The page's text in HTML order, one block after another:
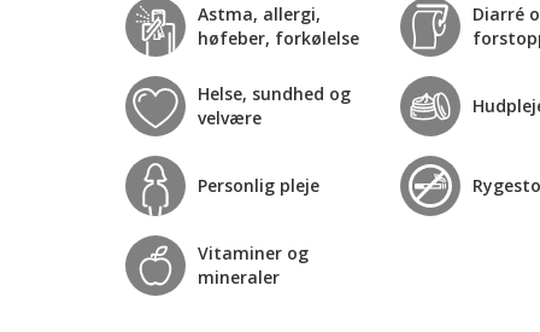
Astma, allergi,
høfeber, forkølelse
Diarré
Helse, sundhed og
velvære
Personlig pleje
Vitaminer og
mineraler